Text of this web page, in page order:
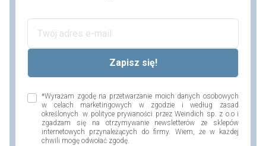
*Wyrażam zgodę na przetwarzanie moich danych osobowych
w celach marketingowych w zgodzie i według zasad
określonych w polityce prywaności przez Weindich sp. z o.o i
zgadzam się na otrzymywanie newsletterów ze sklepów
internetowych przynależących do firmy. Wiem, że w każdej
chwili mogę odwołać zgodę.